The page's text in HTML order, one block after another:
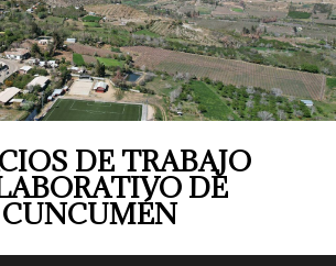
DE TRABAJO
DE
CUNCUMÉN